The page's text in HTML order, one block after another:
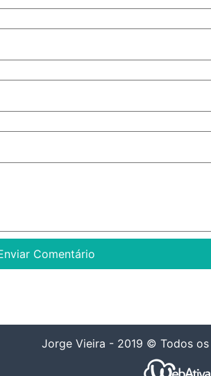
Jorge Vieira - 2019 © Todos